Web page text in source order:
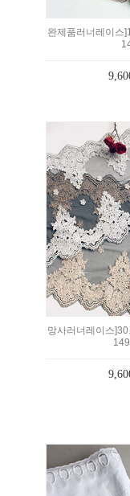
완제품러너레이스
망사러너레이스